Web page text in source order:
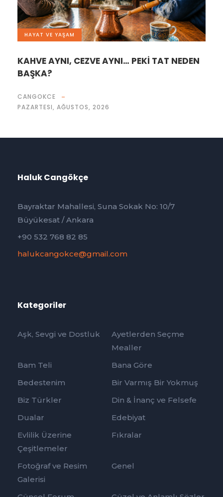
HAYAT VE YAŞAM
KAHVE AYNI, CEZVE AYNI… PEKİ TAT NEDEN
BAŞKA?
CANGOKCE
PAZARTESI, AĞUSTOS, 2026
Haluk Cangökçe
Bayraktar Mahallesi, Suna Sokak No: 10/7
Büyükesat / Ankara
+90 532 768 82 85
halukcangokce@gmail.com
Kategoriler
Aşk, Sevgi ve Dostluk
Ayetlerden Seçme
Mealler
Bam Teli
Bana Göre
Bedestenim
Bir Varmış Bir Yokmuş
Biz Türkler
Din & İnanç ve Felsefe
Dualar
Edebiyat
Evlilik Üzerine
Çeşitlemeler
Fıkralar
Fotoğraf ve Resim
Galerisi
Genel